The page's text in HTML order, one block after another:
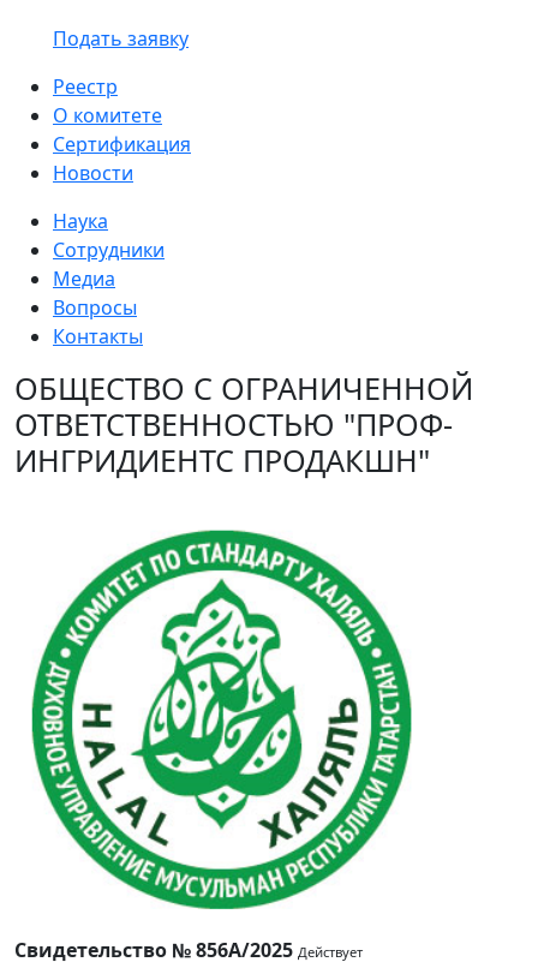
Подать заявку
Реестр
О комитете
Сертификация
Новости
Наука
Сотрудники
Медиа
Вопросы
Контакты
ОБЩЕСТВО С ОГРАНИЧЕННОЙ
ОТВЕТСТВЕННОСТЬЮ "ПРОФ-
ИНГРИДИЕНТС ПРОДАКШН"
Свидетельство № 856А/2025 Действует